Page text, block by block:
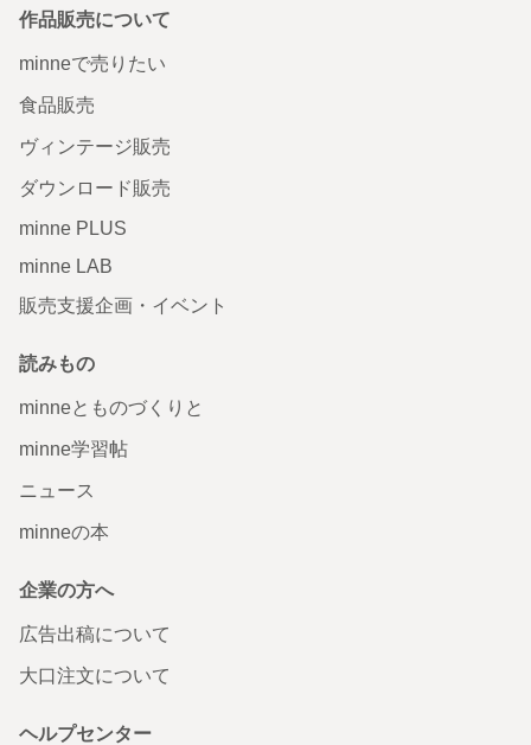
作品販売について
minneで売りたい
食品販売
ヴィンテージ販売
ダウンロード販売
minne PLUS
minne LAB
販売支援企画・イベント
読みもの
minneとものづくりと
minne学習帖
ニュース
minneの本
企業の方へ
広告出稿について
大口注文について
ヘルプセンター